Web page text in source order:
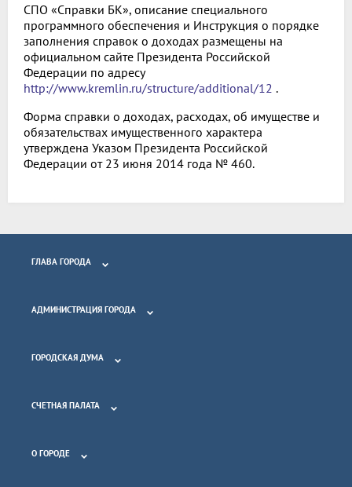
СПО «Справки БК», описание специального
программного обеспечения и Инструкция о порядке
заполнения справок о доходах размещены на
официальном сайте Президента Российской
Федерации по адресу
http://www.kremlin.ru/structure/additional/12 .
Форма справки о доходах, расходах, об имуществе и
обязательствах имущественного характера
утверждена Указом Президента Российской
Федерации от 23 июня 2014 года № 460.
ГЛАВА ГОРОДА
АДМИНИСТРАЦИЯ ГОРОДА
ГОРОДСКАЯ ДУМА
СЧЕТНАЯ ПАЛАТА
О ГОРОДЕ